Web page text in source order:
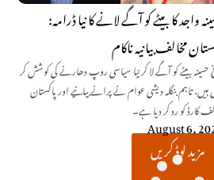
واجد کا بیٹے کو آگے لانے کا نیا ڈرامہ:
مخالف بیانیہ ناکام
حسینہ بیٹے کو آگے لا کر نیا سیاسی روپ دھارنے کی کوشش کر
تاہم بنگلہ دیشی عوام نے پرانے بیانیے اور پاکستان
کارڈ کو رد کر دیا ہے۔
August 6,
مزید لوڈ کریں